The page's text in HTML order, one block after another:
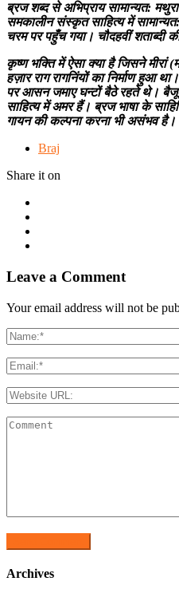
ब्रज शब्द से अभिप्राय सामान्यत:
समकालीन संस्कृत साहित्य में
चरम पर पहुँच गया। चौदहवीं
कृष्ण भक्ति में ऐसा क्या है जिसने मीरां
हज़ार राग रागनिंयों का निर्माण हुआ
पर आसन जमाए घन्टों बैठे रहते थे।
साहित्य में अमर हैं। ब्रज भाषा के
गायन की कल्पना करना भी असंभव है।
Braj
Share it on
Leave a Comment
Your email address will not be
Archives